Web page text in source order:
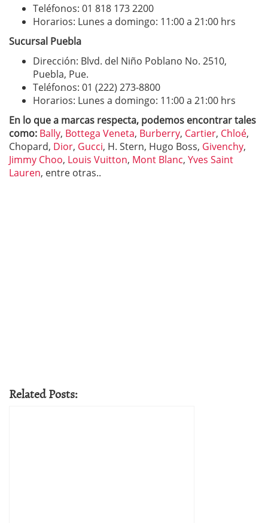
Teléfonos: 01 818 173 2200
Horarios: Lunes a domingo: 11:00 a 21:00 hrs
Sucursal Puebla
Dirección: Blvd. del Niño Poblano No. 2510,
Puebla, Pue.
Teléfonos: 01 (222) 273-8800
Horarios: Lunes a domingo: 11:00 a 21:00 hrs
En lo que a marcas respecta, podemos encontrar tales
como: Bally, Bottega Veneta, Burberry, Cartier, Chloé,
Chopard, Dior, Gucci, H. Stern, Hugo Boss, Givenchy,
Jimmy Choo, Louis Vuitton, Mont Blanc, Yves Saint
Lauren, entre otras..
Related Posts: